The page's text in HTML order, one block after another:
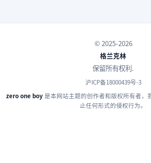
© 2025-2026
格兰克林
保留所有权利.
沪ICP备18000439号-3
zero one boy是本网站主题的创作者和版权所有者，
止任何形式的侵权行为。